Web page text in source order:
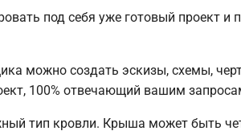
под себя уже готовый проект
можно создать эскизы, схемы,
100% отвечающий вашим
тип кровли. Крыша может быть